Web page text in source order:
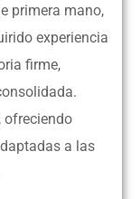
primera mano,
experiencia
firme,
ofreciendo
a las